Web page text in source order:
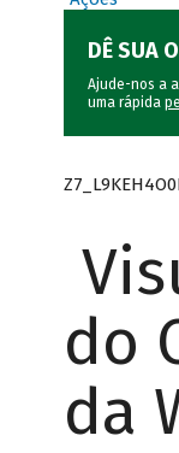
DÊ SUA
Ajude-nos a
uma rápida
do
da